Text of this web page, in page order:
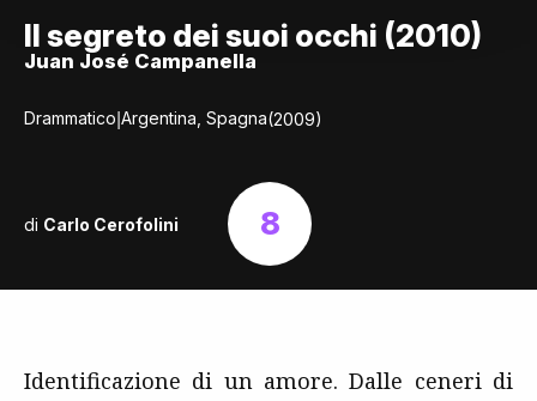
Il segreto dei suoi occhi (2010)
Juan José Campanella
Drammatico|Argentina, Spagna(2009)
di Carlo Cerofolini 8
Identificazione di un amore. Dalle ceneri di